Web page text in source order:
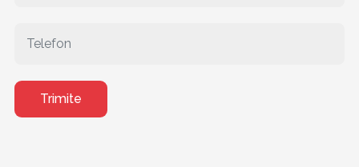
Trimite